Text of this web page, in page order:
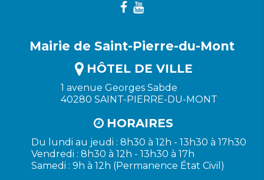
Mairie de Saint-Pierre-du-Mont
HÔTEL DE VILLE
1 avenue Georges Sabde
40280 SAINT-PIERRE-DU-MONT
HORAIRES
Du lundi au jeudi : 8h30 à 12h - 13h30 à 17h30
Vendredi : 8h30 à 12h - 13h30 à 17h
Samedi : 9h à 12h (Permanence État Civil)